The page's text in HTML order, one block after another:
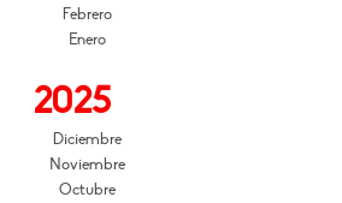
Febrero
Enero
2025
Diciembre
Noviembre
Octubre